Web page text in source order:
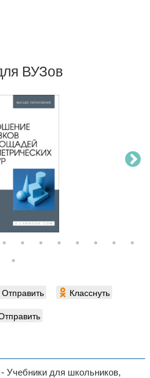
ВУЗов
Отправить
Класснуть
- Учебники для школьников,